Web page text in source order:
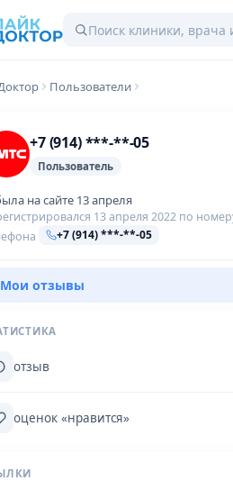
Пользователи
+7 (914) ***-**-05
Пользователь
на сайте 13 апреля
13 апреля 2022 по
+7 (914) ***-**-05
Мои отзывы
отзыв
оценок «нравится»